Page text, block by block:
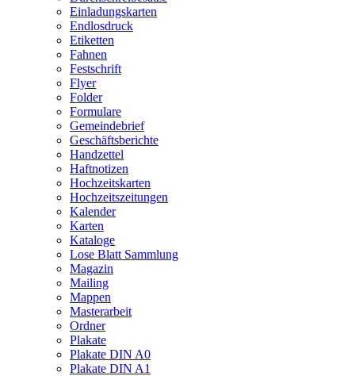
Einladungskarten
Endlosdruck
Etiketten
Fahnen
Festschrift
Flyer
Folder
Formulare
Gemeindebrief
Geschäftsberichte
Handzettel
Haftnotizen
Hochzeitskarten
Hochzeitszeitungen
Kalender
Karten
Kataloge
Lose Blatt Sammlung
Magazin
Mailing
Mappen
Masterarbeit
Ordner
Plakate
Plakate DIN A0
Plakate DIN A1